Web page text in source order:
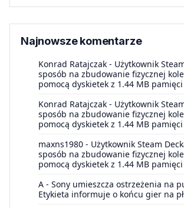
Najnowsze komentarze
Konrad Ratajczak - Użytkownik
sposób na zbudowanie fizycznej
pomocą dyskietek z 1.44 MB pamięci
Konrad Ratajczak - Użytkownik
sposób na zbudowanie fizycznej
pomocą dyskietek z 1.44 MB pamięci
maxns1980 - Użytkownik Steam
sposób na zbudowanie fizycznej
pomocą dyskietek z 1.44 MB pamięci
A - Sony umieszcza ostrzeżenia na
Etykieta informuje o końcu gier na